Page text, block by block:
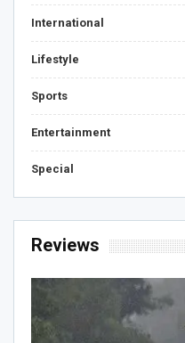
International
Lifestyle
Sports
Entertainment
Special
Reviews